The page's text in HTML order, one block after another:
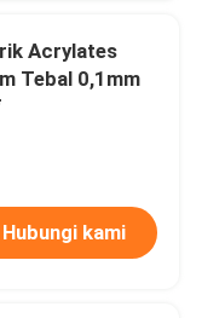
Acrylates
Tebal 0,1mm
Hubungi kami